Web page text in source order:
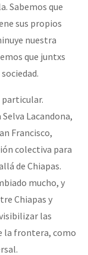
Sabemos que
sus propios
nuestra
que juntxs
Lacandona,
Francisco,
colectiva para
de Chiapas.
mucho, y
Chiapas y
las
la frontera, como